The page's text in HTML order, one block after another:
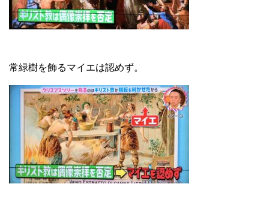
常緑樹を飾るマイエは認めず。